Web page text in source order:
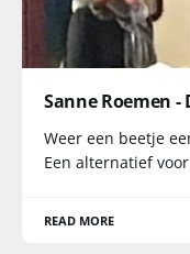
Sanne Roemen
Weer een beetje
Een alternatief
READ MORE